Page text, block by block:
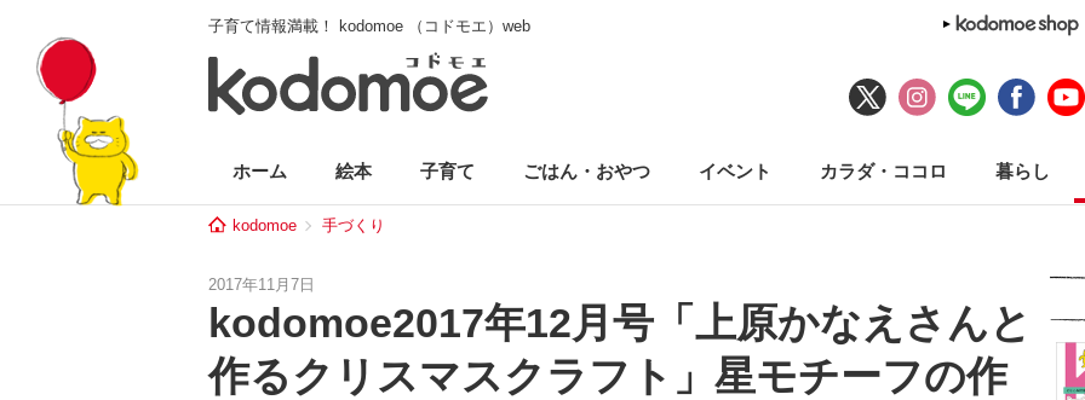
子育て情報満載！ kodomoe （コドモエ）web
ホーム 絵本 子育て ごはん・おやつ イベント カラダ・ココロ 暮らし
kodomoe 手づくり
2017年11月7日
kodomoe2017年12月号「上原かなえさんと
作るクリスマスクラフト」星モチーフの作